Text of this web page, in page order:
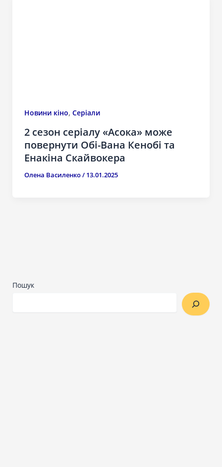
Новини кіно, Серіали
2 сезон серіалу «Асока» може
повернути Обі-Вана Кенобі та
Енакіна Скайвокера
Олена Василенко/ 13.01.2025
Пошук